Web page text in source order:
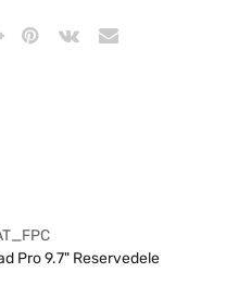
Pro 9.7" Reservedele